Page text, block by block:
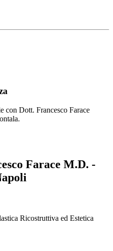
con Dott. Francesco Farace
Farace M.D. -